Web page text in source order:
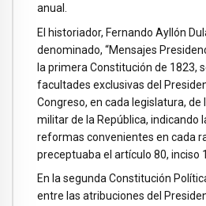
anual.
El historiador, Fernando Ayllón
denominado, “Mensajes
la primera Constitución de 1823,
facultades exclusivas del
Congreso, en cada legislatura, de
militar de la República, indicando
reformas convenientes en cada
preceptuaba el artículo 80, inciso
En la segunda Constitución
entre las atribuciones del